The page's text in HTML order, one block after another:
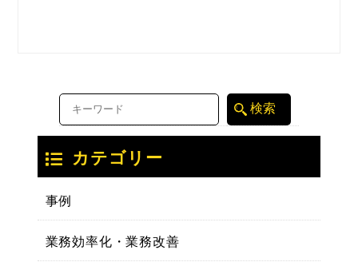
カテゴリー
事例
業務効率化・業務改善